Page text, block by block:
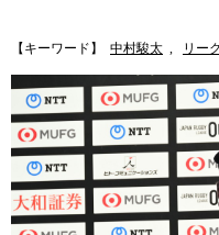
【キーワード】 中村駿太 , リー